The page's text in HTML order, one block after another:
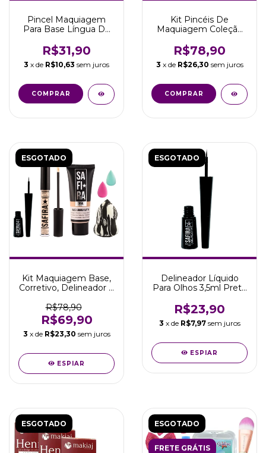
Pincel Maquiagem
Para Base Língua De
R$31,90
3 x de R$10,63 sem juros
COMPRAR
Kit Pincéis De
Maquiagem Coleção
3 unid
R$78,90
3 x de R$26,30 sem juros
COMPRAR
ESGOTADO
Kit Maquiagem Base,
Corretivo, Delineador e
R$78,90
R$69,90
3 x de R$23,30 sem juros
ESPIAR
ESGOTADO
Delineador Líquido
Para Olhos 3,5ml Preto
R$23,90
3 x de R$7,97 sem juros
ESPIAR
ESGOTADO ESGOTADO
FRETE GRÁTIS